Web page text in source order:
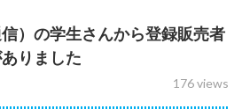
）の学生さんから登録販売者
りました
176 views